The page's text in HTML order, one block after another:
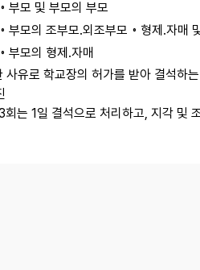
◦ 부모 및 부모의 부모
◦ 부모의 조부모․외조부모 ◦ 형제․자매
◦ 부모의 형제․자매
사유로 학교장의 허가를 받아 결석하
는 1일 결석으로 처리하고, 지각 및